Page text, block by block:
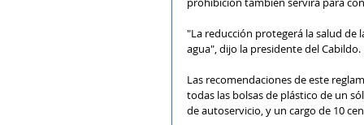
"La reducción protegerá la salud de
agua", dijo la presidente del Cabildo.
Las recomendaciones de este
todas las bolsas de plástico de un
de autoservicio, y un cargo de 10